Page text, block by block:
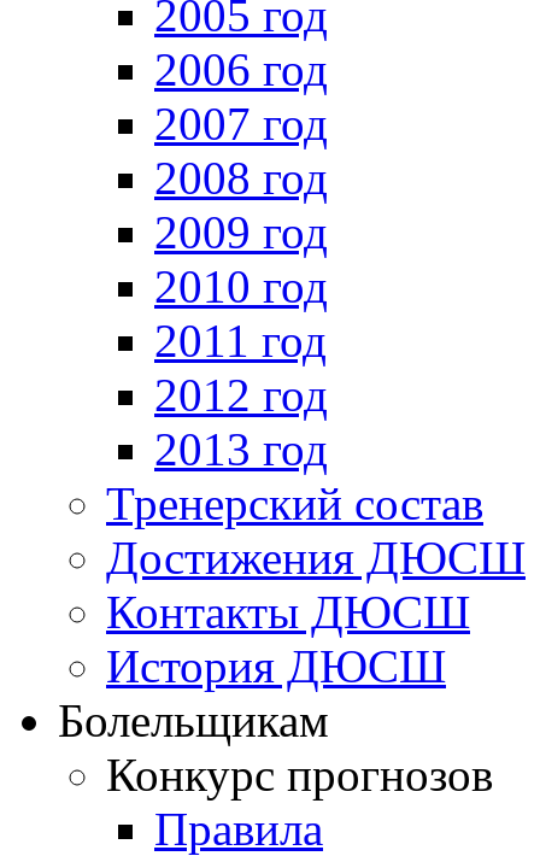
2005 год
2006 год
2007 год
2008 год
2009 год
2010 год
2011 год
2012 год
2013 год
Тренерский состав
Достижения ДЮСШ
Контакты ДЮСШ
История ДЮСШ
Болельщикам
Конкурс прогнозов
Правила